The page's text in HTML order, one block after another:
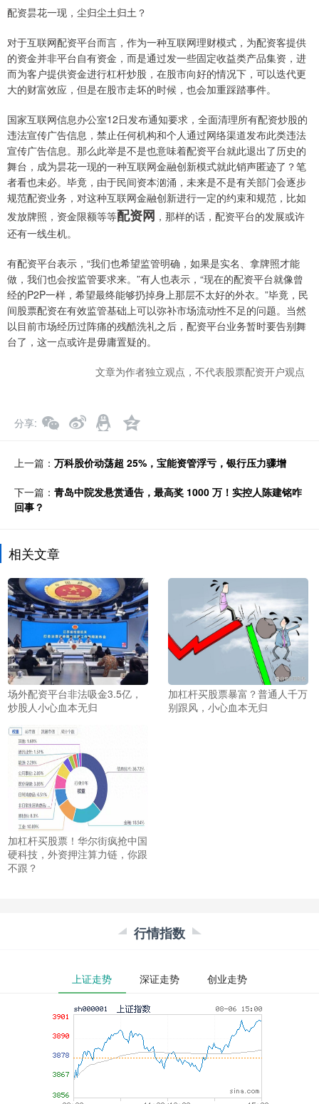
配资昙花一现，尘归尘土归土？
对于互联网配资平台而言，作为一种互联网理财模式，为配资客提供
的资金并非平台自有资金，而是通过发一些固定收益类产品集资，进
而为客户提供资金进行杠杆炒股，在股市向好的情况下，可以迭代更
大的财富效应，但是在股市走坏的时候，也会加重踩踏事件。
国家互联网信息办公室12日发布通知要求，全面清理所有配资炒股的
违法宣传广告信息，禁止任何机构和个人通过网络渠道发布此类违法
宣传广告信息。那么此举是不是也意味着配资平台就此退出了历史的
舞台，成为昙花一现的一种互联网金融创新模式就此销声匿迹了？笔
者看也未必。毕竟，由于民间资本汹涌，未来是不是有关部门会逐步
规范配资业务，对这种互联网金融创新进行一定的约束和规范，比如
发放牌照，资金限额等等配资网 ，那样的话，配资平台的发展或许
还有一线生机。
有配资平台表示，“我们也希望监管明确，如果是实名、拿牌照才能
做，我们也会按监管要求来。”有人也表示，“现在的配资平台就像曾
经的P2P一样，希望最终能够扔掉身上那层不太好的外衣。”毕竟，民
间股票配资在有效监管基础上可以弥补市场流动性不足的问题。当然
以目前市场经历过阵痛的残酷洗礼之后，配资平台业务暂时要告别舞
台了，这一点或许是毋庸置疑的。
文章为作者独立观点，不代表股票配资开户观点
分享
上一篇： 万科股价动荡超 25%，宝能资管浮亏，银行压力骤增
下一篇： 青岛中院发悬赏通告，最高奖 1000 万！实控人陈建铭咋
回事？
相关文章
场外配资平台非法吸金3.5亿，
炒股人小心血本无归
加杠杆买股票暴富？普通人千万
别跟风，小心血本无归
加杠杆买股票！华尔街疯抢中国
硬科技，外资押注算力链，你跟
不跟？
行情指数
上证走势 深证走势 创业走势